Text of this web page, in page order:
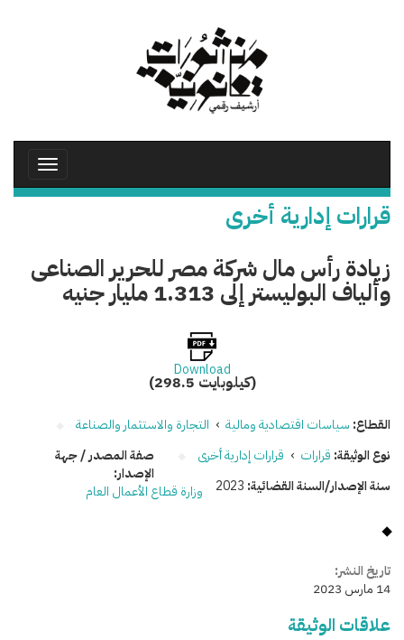
Toggle
قرارات إدارية أخرى
زيادة رأس مال شركة مصر للحرير الصناعى
وألياف البوليستر إلى 1.313 مليار جنيه
Download
(298.5 كيلوبايت)
القطاع: سياسات اقتصادية ومالية › التجارة والاستثمار والصناعة
نوع الوثيقة: قرارات › قرارات إدارية أخرى
سنة الإصدار/السنة القضائية: 2023
صفة المصدر / جهة
الإصدار:
وزارة قطاع الأعمال العام
تاريخ النشر:
14 مارس 2023
علاقات الوثيقة